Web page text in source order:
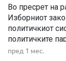
Во пресрет на
Изборниот
политичкиот
политичките
сопствените
пред 1 мес.